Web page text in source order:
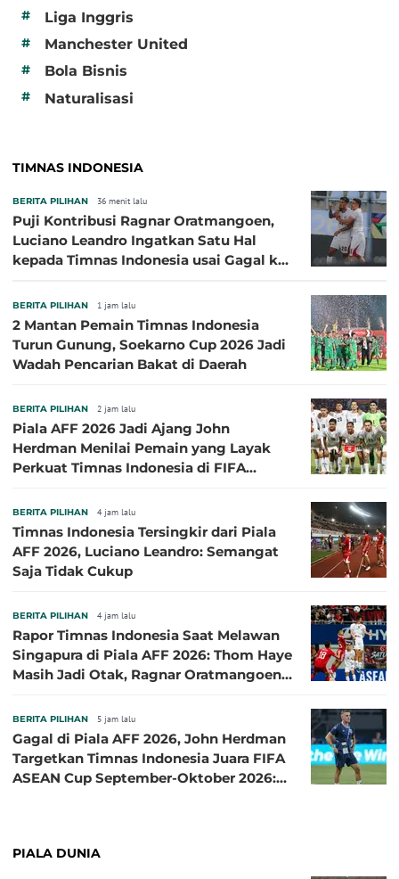
# Liga Inggris
# Manchester United
# Bola Bisnis
# Naturalisasi
TIMNAS INDONESIA
BERITA PILIHAN 36 menit lalu
Puji Kontribusi Ragnar Oratmangoen,
Luciano Leandro Ingatkan Satu Hal
kepada Timnas Indonesia usai Gagal ke
BERITA PILIHAN 1 jam lalu
2 Mantan Pemain Timnas Indonesia
Turun Gunung, Soekarno Cup 2026 Jadi
Wadah Pencarian Bakat di Daerah
BERITA PILIHAN 2 jam lalu
Piala AFF 2026 Jadi Ajang John
Herdman Menilai Pemain yang Layak
Perkuat Timnas Indonesia di FIFA
BERITA PILIHAN 4 jam lalu
Timnas Indonesia Tersingkir dari Piala
AFF 2026, Luciano Leandro: Semangat
Saja Tidak Cukup
BERITA PILIHAN 4 jam lalu
Rapor Timnas Indonesia Saat Melawan
Singapura di Piala AFF 2026: Thom Haye
Masih Jadi Otak, Ragnar Oratmangoen
BERITA PILIHAN 5 jam lalu
Gagal di Piala AFF 2026, John Herdman
Targetkan Timnas Indonesia Juara FIFA
ASEAN Cup September-Oktober 2026:
PIALA DUNIA